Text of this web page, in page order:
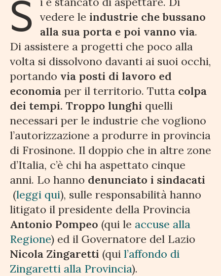
S
vedere le industrie che bussano
alla sua porta e poi vanno via.
Di assistere a progetti che poco alla
volta si dissolvono davanti ai suoi occhi,
portando via posti di lavoro ed
economia per il territorio. Tutta colpa
dei tempi. Troppo lunghi quelli
necessari per le industrie che vogliono
l’autorizzazione a produrre in provincia
di Frosinone. Il doppio che in altre zone
d’Italia, c’è chi ha aspettato cinque
anni. Lo hanno denunciato i sindacati
(leggi qui), sulle responsabilità hanno
litigato il presidente della Provincia
Antonio Pompeo (qui le accuse alla
Regione) ed il Governatore del Lazio
Nicola Zingaretti (qui l’affondo di
Zingaretti alla Provincia).